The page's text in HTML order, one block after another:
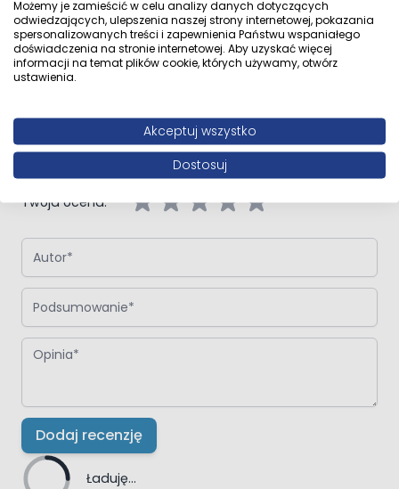
Napisz opinię o produkcie:Oltens Fusa syfon wannowy klik-klak
złoto szczotkowane
Twoja ocena:
Autor
Podsumowanie
Opinia
Dodaj recenzję
Ładuję...
Możemy je zamieścić w celu analizy danych dotyczących
odwiedzających, ulepszenia naszej strony internetowej, pokazania
spersonalizowanych treści i zapewnienia Państwu wspaniałego
doświadczenia na stronie internetowej. Aby uzyskać więcej
informacji na temat plików cookie, których używamy, otwórz
ustawienia.
Akceptuj wszystko
Dostosuj